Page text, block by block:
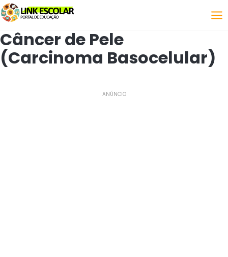
Link
Câncer de Pele
(Carcinoma Basocelular)
ANÚNCIO